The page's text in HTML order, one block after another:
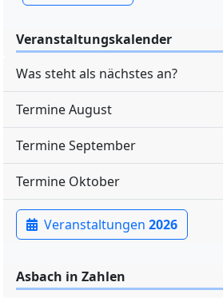
Veranstaltungskalender
Was steht als nächstes an?
Termine August
Termine September
Termine Oktober
Veranstaltungen 2026
Asbach in Zahlen